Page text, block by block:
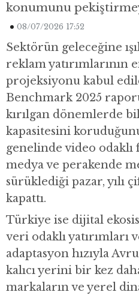
konumunu
08/07/2026 17:52
Sektörün geleceğine
reklam yatırımlarının
projeksiyonu kabul
Benchmark 2025
kırılgan dönemlerde
kapasitesini
genelinde video odaklı
medya ve perakende
sürüklediği pazar, yılı
kapattı.
Türkiye ise dijital
veri odaklı yatırımları
adaptasyon hızıyla
kalıcı yerini bir kez
markaların ve yerel